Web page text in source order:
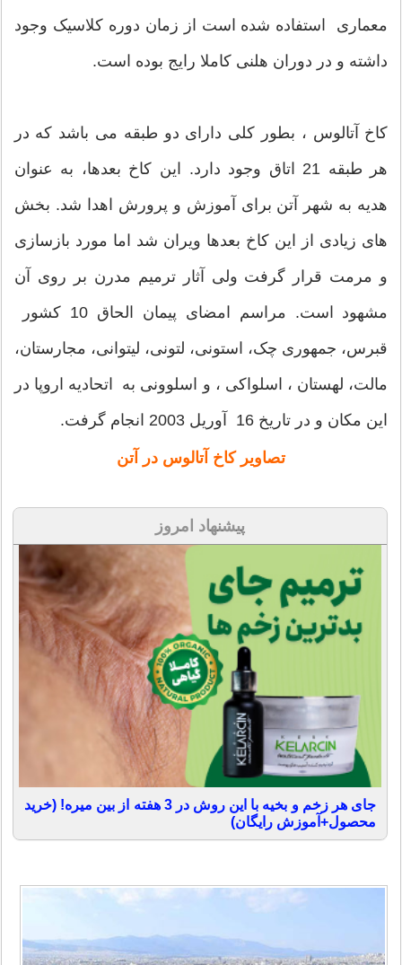
معماری استفاده شده است از زمان دوره کلاسیک وجود
داشته و در دوران هلنی کاملا رایج بوده است.
کاخ آتالوس ، بطور کلی دارای دو طبقه می باشد که در
هر طبقه 21 اتاق وجود دارد. این کاخ بعدها، به عنوان
هدیه به شهر آتن برای آموزش و پرورش اهدا شد. بخش
های زیادی از این کاخ بعدها ویران شد اما مورد بازسازی
و مرمت قرار گرفت ولی آثار ترمیم مدرن بر روی آن
مشهود است. مراسم امضای پیمان الحاق 10 کشور
قبرس، جمهوری چک، استونی، لتونی، لیتوانی، مجارستان،
مالت، لهستان ، اسلواکی ، و اسلوونی به اتحادیه اروپا در
این مکان و در تاریخ 16 آوریل 2003 انجام گرفت.
تصاویر کاخ آتالوس در آتن
پیشنهاد امروز
جای هر زخم و بخیه با این روش در 3 هفته از بین میره! (خرید
محصول+آموزش رایگان)